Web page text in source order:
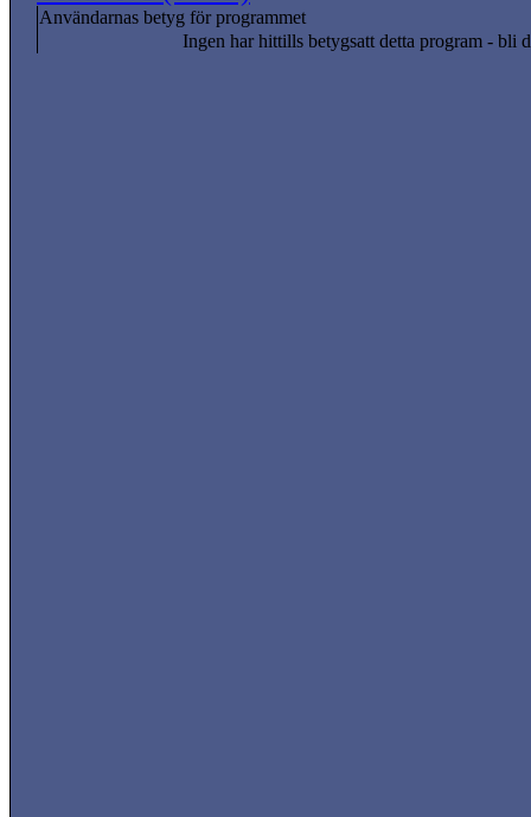
Användarnas betyg för programmet
Ingen har hittills betygsatt detta program - bli